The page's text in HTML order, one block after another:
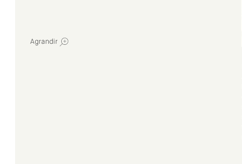
Agrandir